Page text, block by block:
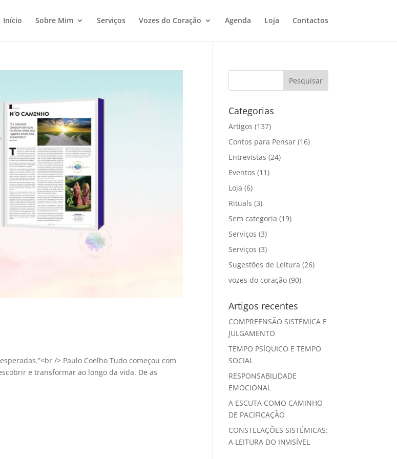
Início Sobre Mim Serviços Vozes do Coração Agenda Loja Contactos
/> Paulo Coelho Tudo começou com
e transformar ao longo da vida. De as
Categorias
Artigos (137)
Contos para Pensar (16)
Entrevistas (24)
Eventos (11)
Loja (6)
Rituals (3)
Sem categoria (19)
Serviços (3)
Serviços (3)
Sugestões de Leitura (26)
vozes do coração (90)
Artigos recentes
COMPREENSÃO SISTÉMICA E
JULGAMENTO
TEMPO PSÍQUICO E TEMPO
SOCIAL
RESPONSABILIDADE
EMOCIONAL
A ESCUTA COMO CAMINHO
DE PACIFICAÇÃO
CONSTELAÇÕES SISTÉMICAS:
A LEITURA DO INVISÍVEL